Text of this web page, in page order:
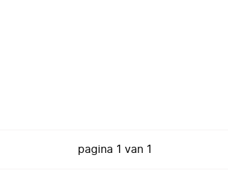
pagina 1 van 1